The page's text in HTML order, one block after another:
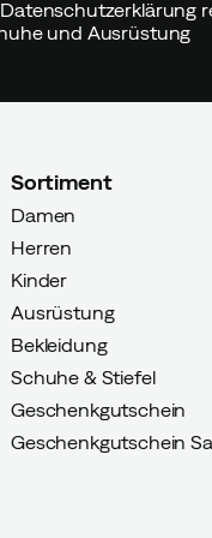
90-94
und Ausrüstung
Sortiment
Damen
Herren
Kinder
Ausrüstung
Bekleidung
Schuhe & Stiefel
Geschenkgutschein
Geschenkgutschein